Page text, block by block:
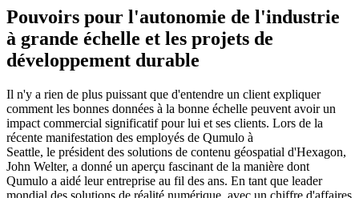
Presentation de l'entreprise
Hexagon transforme des données géospatiales complexes sur les
personnes, les lieux et les actifs en informations et capacités
rapide dans les domaines de la sécurité publique, de la défense, du
transport, du gouvernement et de la sécurité physique. L'entreprise a
rencontré un problème de mise à l'échelle des données et de
performance avec son énorme ensemble de données.
Exigences
Échelle illimitée
Pouvoirs pour l'autonomie de l'industrie
à grande échelle et les projets de
développement durable
Il n'y a rien de plus puissant que d'entendre un client expliquer
comment les bonnes données à la bonne échelle peuvent avoir un
impact commercial significatif pour lui et ses clients. Lors de la
récente manifestation des employés de Qumulo à
Seattle, le président des solutions de contenu géospatial d'Hexagon,
John Welter, a donné un aperçu fascinant de la manière dont
Qumulo a aidé leur entreprise au fil des ans. En tant que leader
mondial des solutions de réalité numérique, avec un chiffre d'affaires